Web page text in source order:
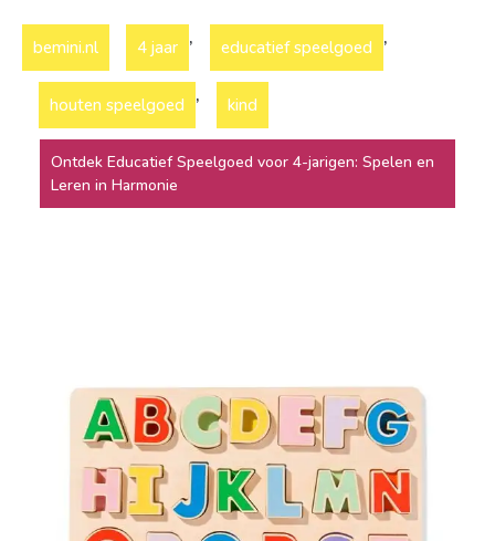
bemini.nl 4 jaar , educatief speelgoed ,
houten speelgoed , kind
Ontdek Educatief Speelgoed voor 4-jarigen: Spelen en
Leren in Harmonie